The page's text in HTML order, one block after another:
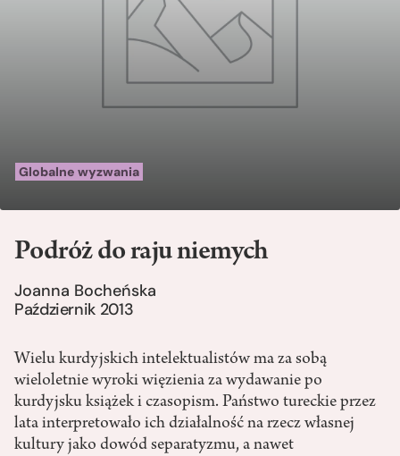
Globalne wyzwania
Podróż do raju niemych
Joanna Bocheńska
Październik 2013
Wielu kurdyjskich intelektualistów ma za sobą
wieloletnie wyroki więzienia za wydawanie po
kurdyjsku książek i czasopism. Państwo tureckie przez
lata interpretowało ich działalność na rzecz własnej
kultury jako dowód separatyzmu, a nawet